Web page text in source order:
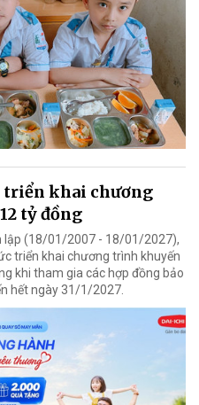
khai chương
tỷ đồng
lập (18/01/2007 - 18/01/2027),
triển khai chương trình khuyến
khi tham gia các hợp đồng bảo
hết ngày 31/1/2027.